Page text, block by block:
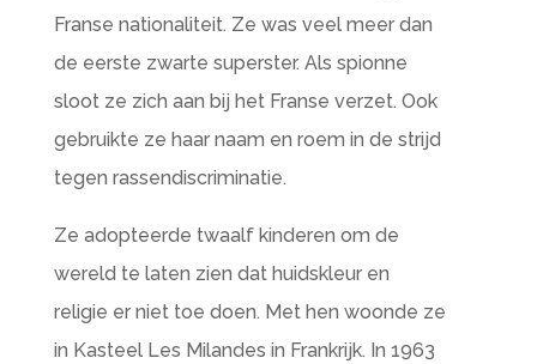
Franse nationaliteit. Ze was veel meer dan
de eerste zwarte superster. Als spionne
sloot ze zich aan bij het Franse verzet. Ook
gebruikte ze haar naam en roem in de strijd
tegen rassendiscriminatie.
Ze adopteerde twaalf kinderen om de
wereld te laten zien dat huidskleur en
religie er niet toe doen. Met hen woonde ze
in Kasteel Les Milandes in Frankrijk. In 1963